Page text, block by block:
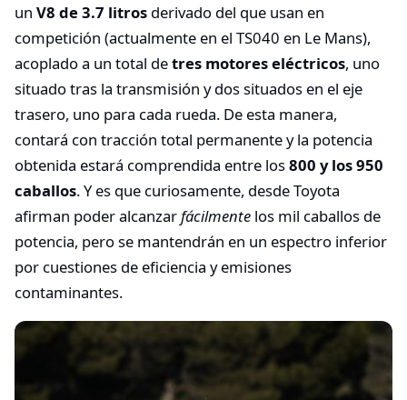
un V8 de 3.7 litros derivado del que usan en
competición (actualmente en el TS040 en Le Mans),
acoplado a un total detres motores eléctricos, uno
situado tras la transmisión y dos situados en el eje
trasero, uno para cada rueda. De esta manera,
contará con tracción total permanente y la potencia
obtenida estará comprendida entre los800 y los 950
caballos. Y es que curiosamente, desde Toyota
afirman poder alcanzarfácilmente los mil caballos de
potencia, pero se mantendrán en un espectro inferior
por cuestiones de eficiencia y emisiones
contaminantes.